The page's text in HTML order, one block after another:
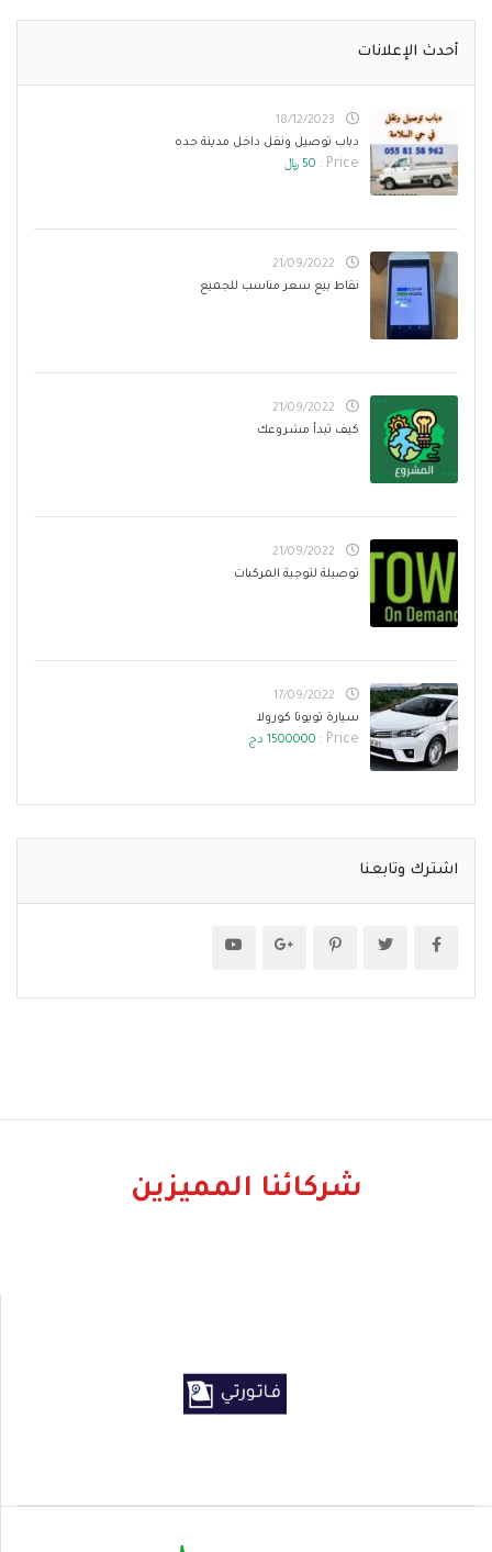
أحدث الإعلانات
18/12/2023
دباب توصيل ونقل داخل مدينة جده
Price : 50 ﷼
21/09/2022
نقاط بيع سعر مناسب للجميع
21/09/2022
كيف تبدأ مشروعك
21/09/2022
توصيلة لتوجية المركبات
17/09/2022
سيارة تويوتا كورولا
Price : 1500000 دج
اشترك وتابعنا
شركائنا المميزين